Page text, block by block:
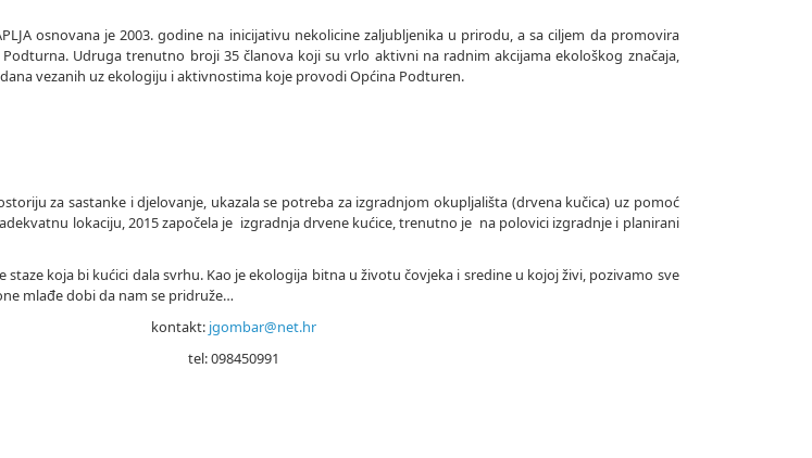
osnovana je 2003. godine na inicijativu nekolicine zaljubljenika u prirodu, a sa ciljem da promovira
Udruga trenutno broji 35 članova koji su vrlo aktivni na radnim akcijama ekološkog značaja,
vezanih uz ekologiju i aktivnostima koje provodi Općina Podturen.
za sastanke i djelovanje, ukazala se potreba za izgradnjom okupljališta (drvena kučica) uz pomoć
lokaciju, 2015 započela je izgradnja drvene kućice, trenutno je na polovici izgradnje i planirani
staze koja bi kućici dala svrhu. Kao je ekologija bitna u životu čovjeka i sredine u kojoj živi, pozivamo sve
mlađe dobi da nam se pridruže…
kontakt: jgombar@net.hr
tel: 098450991